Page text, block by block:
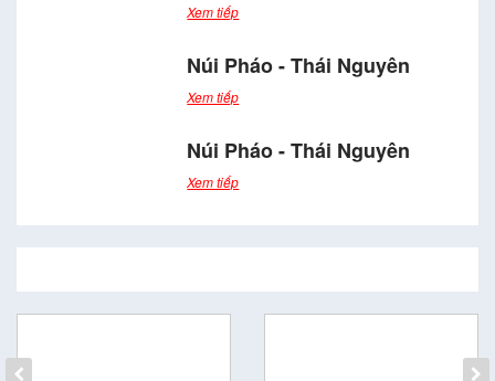
Xem tiếp
Núi Pháo - Thái Nguyên
Xem tiếp
Núi Pháo - Thái Nguyên
Xem tiếp